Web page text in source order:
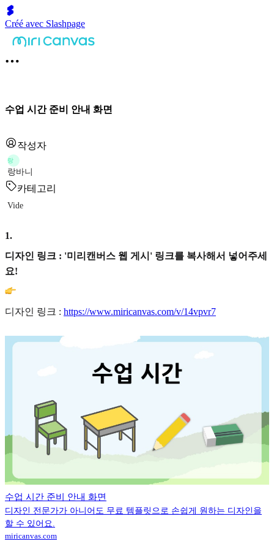
Créé avec Slashpage
수업 시간 준비 안내 화면
작성자
랑
랑바니
카테고리
Vide
1.
디자인 링크 : '미리캔버스 웹 게시' 링크를 복사해서 넣어주세
요!
디자인 링크 : https://www.miricanvas.com/v/14vpvr7
수업 시간 준비 안내 화면
디자인 전문가가 아니어도 무료 템플릿으로 손쉽게 원하는 디자인을
할 수 있어요.
miricanvas.com